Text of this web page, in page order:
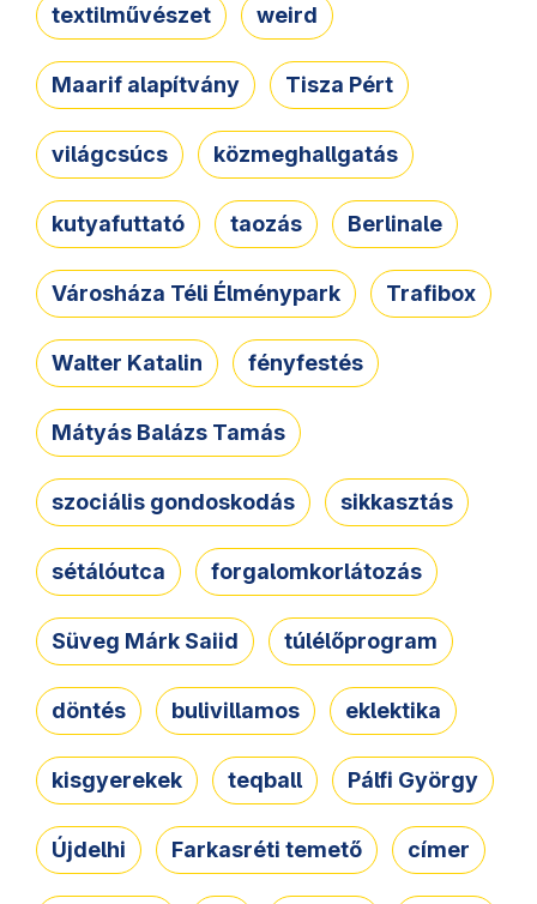
textilművészet weird
Maarif alapítvány Tisza Pért
világcsúcs közmeghallgatás
kutyafuttató taozás Berlinale
Városháza Téli Élménypark Trafibox
Walter Katalin fényfestés
Mátyás Balázs Tamás
szociális gondoskodás sikkasztás
sétálóutca forgalomkorlátozás
Süveg Márk Saiid túlélőprogram
döntés bulivillamos eklektika
kisgyerekek teqball Pálfi György
Újdelhi Farkasréti temető címer